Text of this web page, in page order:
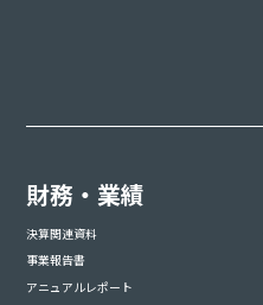
財務・業績
決算関連資料
事業報告書
アニュアルレポート